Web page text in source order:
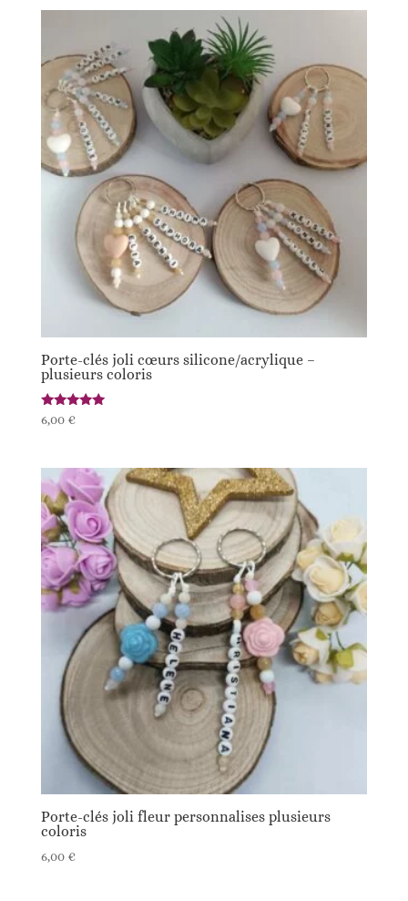
Porte-clés joli cœurs silicone/acrylique –
plusieurs coloris
Note
5.00
6,00 €
Porte-clés joli fleur personnalises plusieurs
coloris
6,00 €